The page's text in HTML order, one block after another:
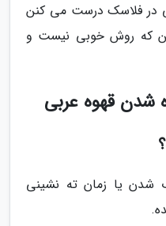
در فلاسک درست می کنن
که روش خوبی نیست و
قهوه عربی
شدن یا زمان ته نشینی